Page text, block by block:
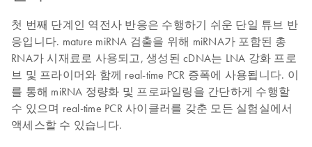
첫 번째 단계인 역전사 반응은 수행하기 쉬운 단일 튜브 반
응입니다. mature miRNA 검출을 위해 miRNA가 포함된 총
RNA가 시재료로 사용되고, 생성된 cDNA는 LNA 강화 프로
브 및 프라이머와 함께 real-time PCR 증폭에 사용됩니다. 이
를 통해 miRNA 정량화 및 프로파일링을 간단하게 수행할
수 있으며 real-time PCR 사이클러를 갖춘 모든 실험실에서
액세스할 수 있습니다.